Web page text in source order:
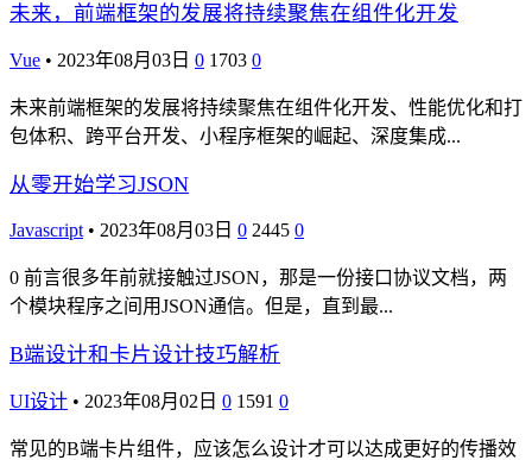
未来，前端框架的发展将持续聚焦在组件化开发
Vue • 2023年08月03日 0 1703 0
未来前端框架的发展将持续聚焦在组件化开发、性能优化和打
包体积、跨平台开发、小程序框架的崛起、深度集成...
从零开始学习JSON
Javascript • 2023年08月03日 0 2445 0
0 前言很多年前就接触过JSON，那是一份接口协议文档，两
个模块程序之间用JSON通信。但是，直到最...
B端设计和卡片设计技巧解析
UI设计 • 2023年08月02日 0 1591 0
常见的B端卡片组件，应该怎么设计才可以达成更好的传播效